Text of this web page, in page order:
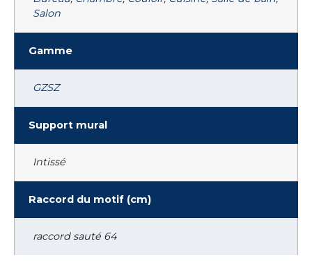
Salon
Gamme
GZSZ
Support mural
Intissé
Raccord du motif (cm)
raccord sauté 64